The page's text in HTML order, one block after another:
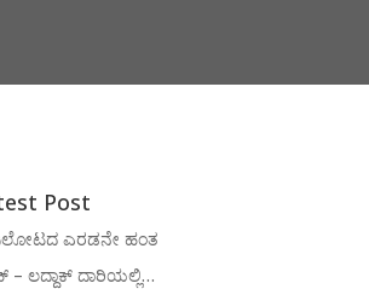
Post
ಎರಡನೇ ಹಂತ
– ಲದ್ದಾಕ್ ದಾರಿಯಲ್ಲಿ…